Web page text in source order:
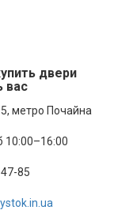
двери
вас
метро Почайна
10:00–16:00
85